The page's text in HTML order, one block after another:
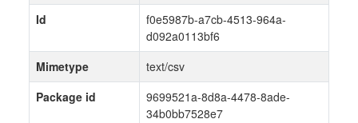
Id
f0e5987b-a7cb-4513-964a-
d092a0113bf6
Mimetype
text/csv
Package id
9699521a-8d8a-4478-8ade-
34b0bb7528e7